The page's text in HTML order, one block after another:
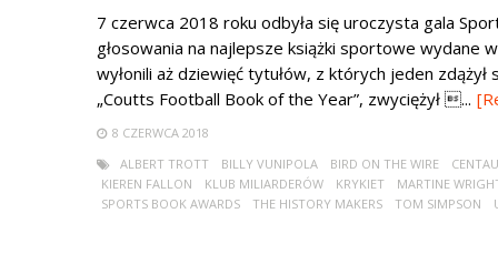
7 czerwca 2018 roku odbyła się uroczysta gala
głosowania na najlepsze książki sportowe wydane
wyłonili aż dziewięć tytułów, z których jeden
„Coutts Football Book of the Year”, zwyciężył ...
8 CZERWCA 2018
ALBERT TROTT
BILLY VUNIPOLA BIRD ON THE WIRE
KIEREN FALLON
KLUB MILIARDERÓW KRYKIET
MARTINE
SPORTS BOOK AWARDS
THE HISTORY MAKERS TOM SIMPSON